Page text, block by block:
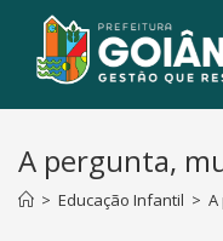
A pergunta,
> Educação Infantil > A